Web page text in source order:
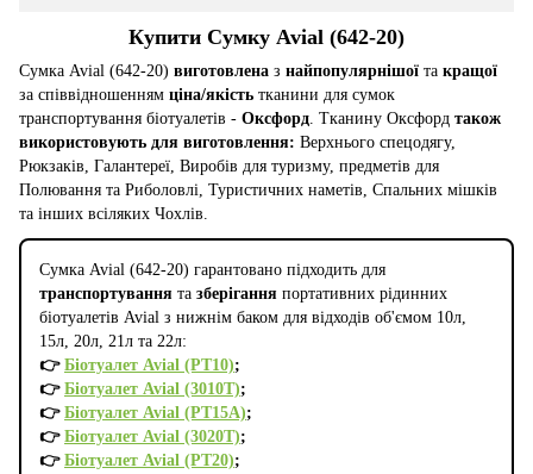
Купити Сумку Avial (642-20)
Сумка Avial (642-20) виготовлена з найпопулярнішої та кращої
за співвідношенням ціна/якість тканини для сумок
транспортування біотуалетів - Оксфорд. Тканину Оксфорд також
використовують для виготовлення: Верхнього спецодягу,
Рюкзаків, Галантереї, Виробів для туризму, предметів для
Полювання та Риболовлі, Туристичних наметів, Спальних мішків
та інших всіляких Чохлів.
Сумка Avial (642-20) гарантовано підходить для
транспортування та зберігання портативних рідинних
біотуалетів Avial з нижнім баком для відходів об'ємом 10л,
15л, 20л, 21л та 22л:
👉 Біотуалет Avial (PT10);
👉 Біотуалет Avial (3010T);
👉 Біотуалет Avial (PT15A);
👉 Біотуалет Avial (3020T);
👉 Біотуалет Avial (PT20);